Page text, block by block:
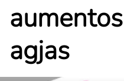
agjas